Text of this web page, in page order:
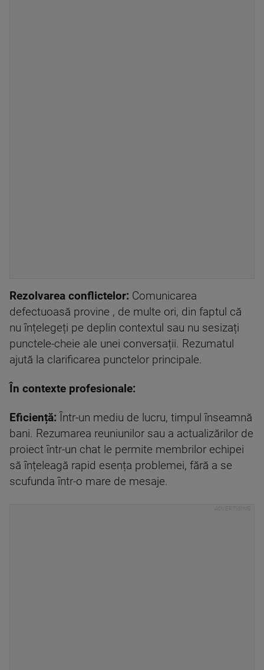
Rezolvarea conflictelor: Comunicarea
defectuoasă provine , de multe ori, din faptul că
nu înțelegeți pe deplin contextul sau nu sesizați
punctele-cheie ale unei conversații. Rezumatul
ajută la clarificarea punctelor principale.
În contexte profesionale:
Eficiență: Într-un mediu de lucru, timpul înseamnă
bani. Rezumarea reuniunilor sau a actualizărilor de
proiect într-un chat le permite membrilor echipei
să înțeleagă rapid esența problemei, fără a se
scufunda într-o mare de mesaje.